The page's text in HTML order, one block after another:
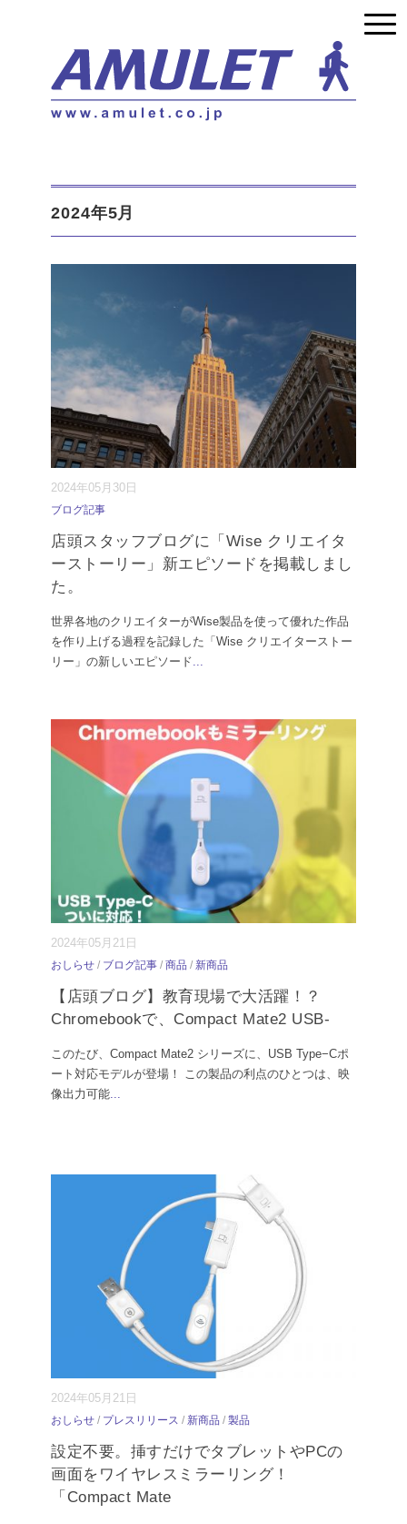
2024年5月
2024年05月30日
ブログ記事
店頭スタッフブログに「Wise クリエイタ
ーストーリー」新エピソードを掲載しまし
た。
世界各地のクリエイターがWise製品を使って優れた作品
を作り上げる過程を記録した「Wise クリエイターストー
リー」の新しいエピソード...
2024年05月21日
おしらせ / ブログ記事 / 商品 / 新商品
【店頭ブログ】教育現場で大活躍！？
Chromebookで、Compact Mate2 USB-
このたび、Compact Mate2 シリーズに、USB Type−Cポ
ート対応モデルが登場！ この製品の利点のひとつは、映
像出力可能...
2024年05月21日
おしらせ / プレスリリース / 新商品 / 製品
設定不要。挿すだけでタブレットやPCの
画面をワイヤレスミラーリング！
「Compact Mate